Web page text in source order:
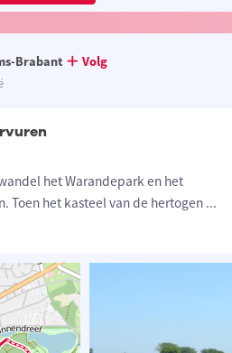
Brabant
Volg
het Warandepark en het
Toen het kasteel van de hertogen ...